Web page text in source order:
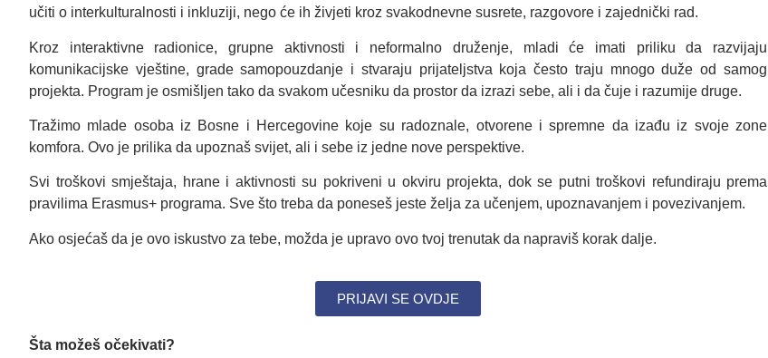
učiti o interkulturalnosti i inkluziji, nego će ih živjeti kroz svakodnevne susrete, razgovore i zajednički rad.
Kroz interaktivne radionice, grupne aktivnosti i neformalno druženje, mladi će imati priliku da razvijaju
komunikacijske vještine, grade samopouzdanje i stvaraju prijateljstva koja često traju mnogo duže od samog
projekta. Program je osmišljen tako da svakom učesniku da prostor da izrazi sebe, ali i da čuje i razumije druge.
Tražimo mlade osoba iz Bosne i Hercegovine koje su radoznale, otvorene i spremne da izađu iz svoje zone
komfora. Ovo je prilika da upoznaš svijet, ali i sebe iz jedne nove perspektive.
Svi troškovi smještaja, hrane i aktivnosti su pokriveni u okviru projekta, dok se putni troškovi refundiraju prema
pravilima Erasmus+ programa. Sve što treba da poneseš jeste želja za učenjem, upoznavanjem i povezivanjem.
Ako osjećaš da je ovo iskustvo za tebe, možda je upravo ovo tvoj trenutak da napraviš korak dalje.
PRIJAVI SE OVDJE
Šta možeš očekivati?